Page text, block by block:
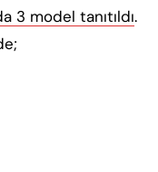
3 model tanıtıldı.